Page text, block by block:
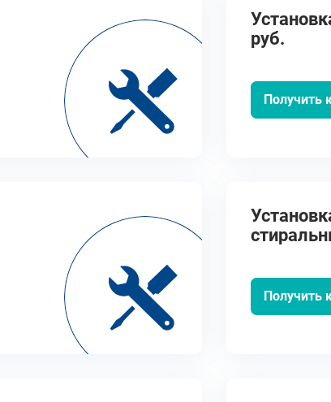
руб.
Получить
Получить